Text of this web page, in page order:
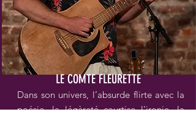
LE COMTE FLEURETTE
Dans son univers, l’absurde flirte avec la
poésie, la légèreté courtise l'ironie, la